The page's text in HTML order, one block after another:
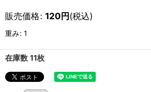
販売価格: 120円(税込)
重み: 1
在庫数 11枚